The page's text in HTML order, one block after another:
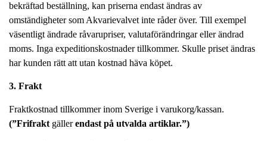
bekräftad beställning, kan priserna endast ändras av
omständigheter som Akvarievalvet inte råder över. Till exempel
väsentligt ändrade råvarupriser, valutaförändringar eller ändrad
moms. Inga expeditionskostnader tillkommer. Skulle priset ändras
har kunden rätt att utan kostnad häva köpet.
3. Frakt
Fraktkostnad tillkommer inom Sverige i varukorg/kassan.
(”Frifrakt gällerendast på utvalda artiklar.”)